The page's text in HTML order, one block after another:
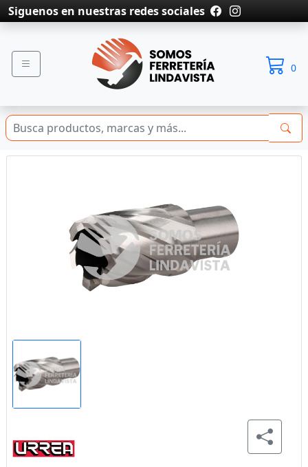
Siguenos en nuestras redes sociales
0